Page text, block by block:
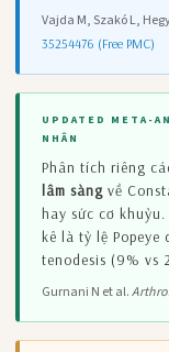
Vajda M, Szakó L,
35254476 (Free PMC)
UPDATED META-
NHÂN
Phân tích riêng
lâm sàng về
hay sức cơ
kê là tỷ lệ
tenodesis (9% vs
Gurnani N et al.